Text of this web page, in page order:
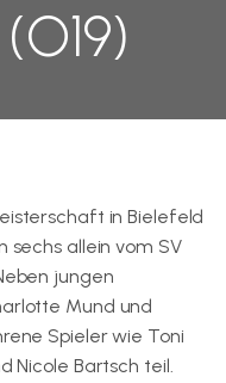
in Bielefeld
allein vom SV
jungen
Mund und
Spieler wie Toni
Nicole Bartsch teil.